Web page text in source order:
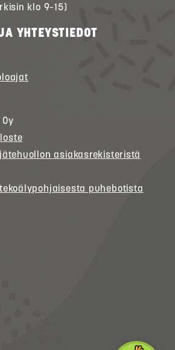
klo 9–15)
YHTEYSTIEDOT
Oy
asiakasrekisteristä
puhebotista